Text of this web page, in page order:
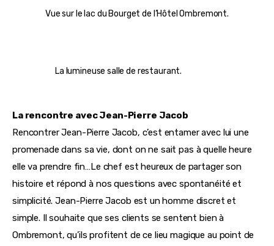
Vue sur le lac du Bourget de l’Hôtel Ombremont.
La lumineuse salle de restaurant.
La rencontre avec Jean-Pierre Jacob
Rencontrer Jean-Pierre Jacob, c’est entamer avec lui une
promenade dans sa vie, dont on ne sait pas à quelle heure
elle va prendre fin…Le chef est heureux de partager son
histoire et répond à nos questions avec spontanéité et
simplicité. Jean-Pierre Jacob est un homme discret et
simple. Il souhaite que ses clients se sentent bien à
Ombremont, qu’ils profitent de ce lieu magique au point de